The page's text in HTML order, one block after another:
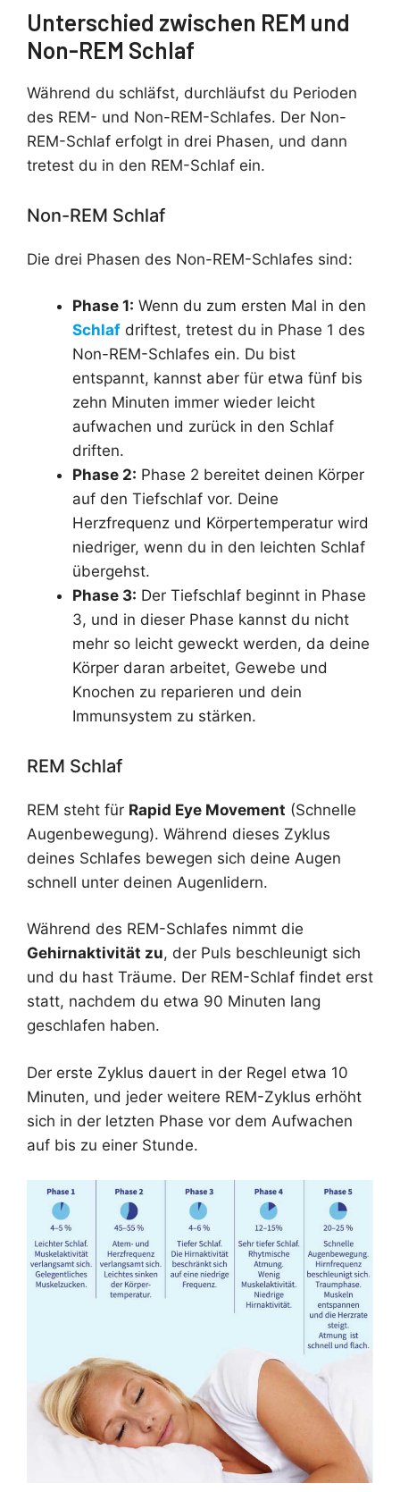
Unterschied zwischen REM und
Non-REM Schlaf
Während du schläfst, durchläufst du Perioden
des REM- und Non-REM-Schlafes. Der Non-
REM-Schlaf erfolgt in drei Phasen, und dann
tretest du in den REM-Schlaf ein.
Non-REM Schlaf
Die drei Phasen des Non-REM-Schlafes sind:
Phase 1: Wenn du zum ersten Mal in den
Schlaf driftest, tretest du in Phase 1 des
Non-REM-Schlafes ein. Du bist
entspannt, kannst aber für etwa fünf bis
zehn Minuten immer wieder leicht
aufwachen und zurück in den Schlaf
driften.
Phase 2: Phase 2 bereitet deinen Körper
auf den Tiefschlaf vor. Deine
Herzfrequenz und Körpertemperatur wird
niedriger, wenn du in den leichten Schlaf
übergehst.
Phase 3: Der Tiefschlaf beginnt in Phase
3, und in dieser Phase kannst du nicht
mehr so leicht geweckt werden, da deine
Körper daran arbeitet, Gewebe und
Knochen zu reparieren und dein
Immunsystem zu stärken.
REM Schlaf
REM steht für Rapid Eye Movement (Schnelle
Augenbewegung). Während dieses Zyklus
deines Schlafes bewegen sich deine Augen
schnell unter deinen Augenlidern.
Während des REM-Schlafes nimmt die
Gehirnaktivität zu, der Puls beschleunigt sich
und du hast Träume. Der REM-Schlaf findet erst
statt, nachdem du etwa 90 Minuten lang
geschlafen haben.
Der erste Zyklus dauert in der Regel etwa 10
Minuten, und jeder weitere REM-Zyklus erhöht
sich in der letzten Phase vor dem Aufwachen
auf bis zu einer Stunde.